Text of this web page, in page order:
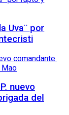
Uva¨ por
nuevo
del